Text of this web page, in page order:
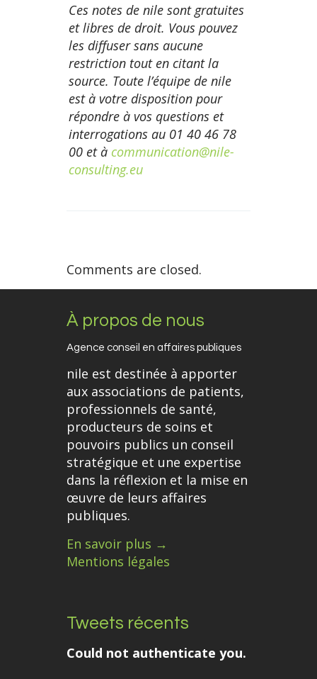
Ces notes de nile sont gratuites
et libres de droit. Vous pouvez
les diffuser sans aucune
restriction tout en citant la
source. Toute l’équipe de nile
est à votre disposition pour
répondre à vos questions et
interrogations au 01 40 46 78
00 et à communication@nile-
consulting.eu
Comments are closed.
À propos de nous
Agence conseil en affaires publiques
nile est destinée à apporter
aux associations de patients,
professionnels de santé,
producteurs de soins et
pouvoirs publics un conseil
stratégique et une expertise
dans la réflexion et la mise en
œuvre de leurs affaires
publiques.
En savoir plus →
Mentions légales
Tweets récents
Could not authenticate you.